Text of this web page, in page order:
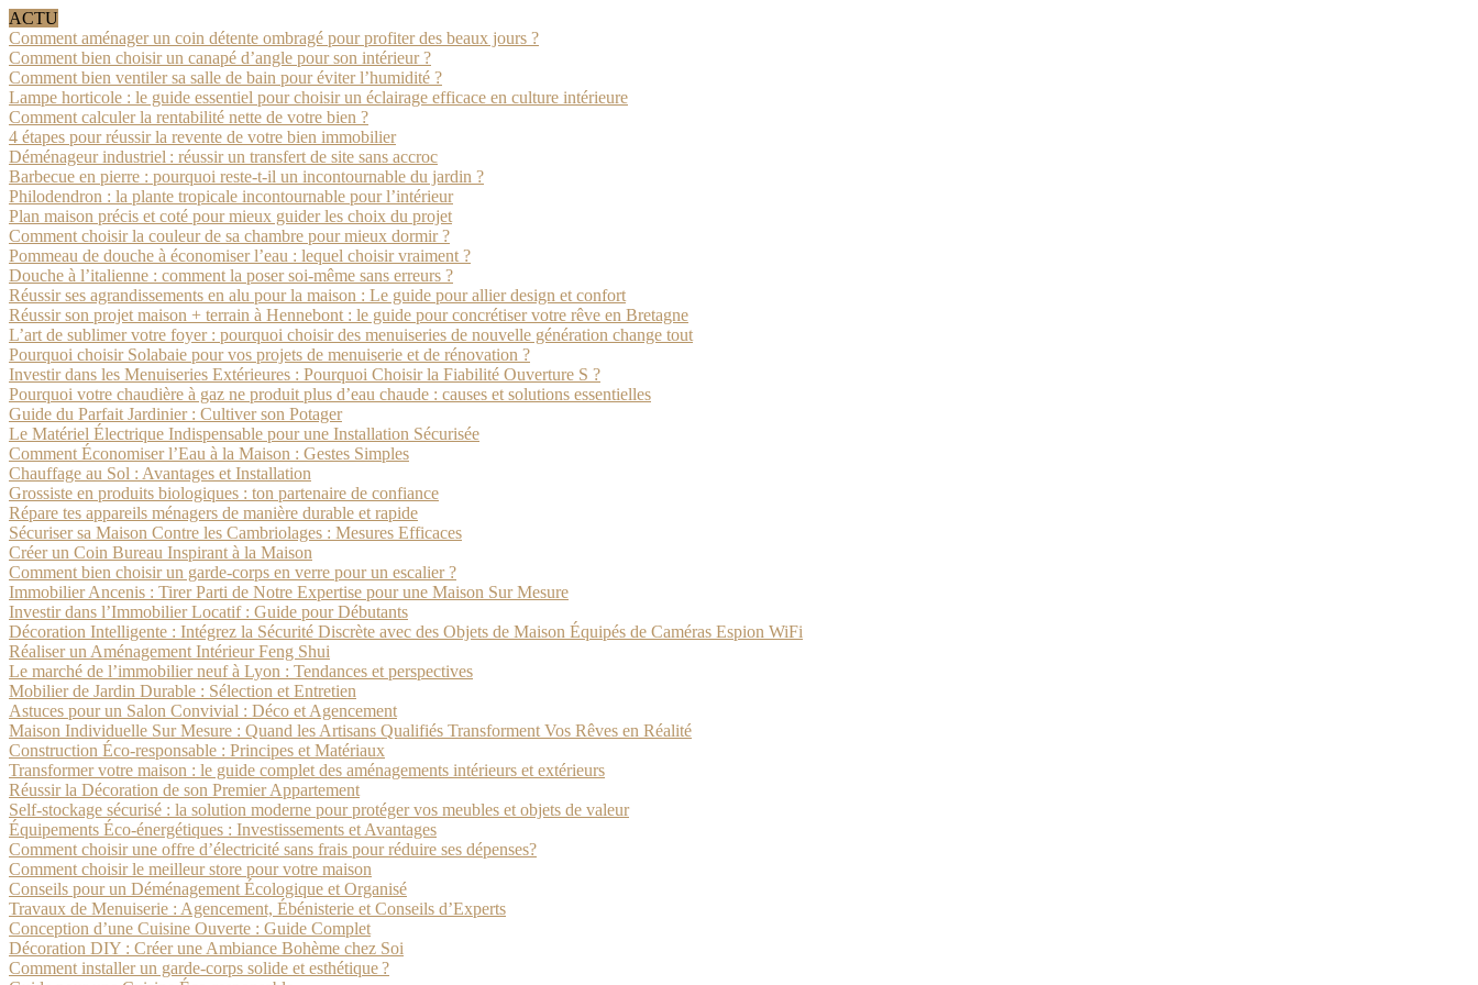
ACTU
Comment aménager un coin détente ombragé pour profiter des beaux jours ?
Comment bien choisir un canapé d’angle pour son intérieur ?
Comment bien ventiler sa salle de bain pour éviter l’humidité ?
Lampe horticole : le guide essentiel pour choisir un éclairage efficace en culture intérieure
Comment calculer la rentabilité nette de votre bien ?
4 étapes pour réussir la revente de votre bien immobilier
Déménageur industriel : réussir un transfert de site sans accroc
Barbecue en pierre : pourquoi reste-t-il un incontournable du jardin ?
Philodendron : la plante tropicale incontournable pour l’intérieur
Plan maison précis et coté pour mieux guider les choix du projet
Comment choisir la couleur de sa chambre pour mieux dormir ?
Pommeau de douche à économiser l’eau : lequel choisir vraiment ?
Douche à l’italienne : comment la poser soi-même sans erreurs ?
Réussir ses agrandissements en alu pour la maison : Le guide pour allier design et confort
Réussir son projet maison + terrain à Hennebont : le guide pour concrétiser votre rêve en Bretagne
L’art de sublimer votre foyer : pourquoi choisir des menuiseries de nouvelle génération change tout
Pourquoi choisir Solabaie pour vos projets de menuiserie et de rénovation ?
Investir dans les Menuiseries Extérieures : Pourquoi Choisir la Fiabilité Ouverture S ?
Pourquoi votre chaudière à gaz ne produit plus d’eau chaude : causes et solutions essentielles
Guide du Parfait Jardinier : Cultiver son Potager
Le Matériel Électrique Indispensable pour une Installation Sécurisée
Comment Économiser l’Eau à la Maison : Gestes Simples
Chauffage au Sol : Avantages et Installation
Grossiste en produits biologiques : ton partenaire de confiance
Répare tes appareils ménagers de manière durable et rapide
Sécuriser sa Maison Contre les Cambriolages : Mesures Efficaces
Créer un Coin Bureau Inspirant à la Maison
Comment bien choisir un garde-corps en verre pour un escalier ?
Immobilier Ancenis : Tirer Parti de Notre Expertise pour une Maison Sur Mesure
Investir dans l’Immobilier Locatif : Guide pour Débutants
Décoration Intelligente : Intégrez la Sécurité Discrète avec des Objets de Maison Équipés de Caméras Espion WiFi
Réaliser un Aménagement Intérieur Feng Shui
Le marché de l’immobilier neuf à Lyon : Tendances et perspectives
Mobilier de Jardin Durable : Sélection et Entretien
Astuces pour un Salon Convivial : Déco et Agencement
Maison Individuelle Sur Mesure : Quand les Artisans Qualifiés Transforment Vos Rêves en Réalité
Construction Éco-responsable : Principes et Matériaux
Transformer votre maison : le guide complet des aménagements intérieurs et extérieurs
Réussir la Décoration de son Premier Appartement
Self-stockage sécurisé : la solution moderne pour protéger vos meubles et objets de valeur
Équipements Éco-énergétiques : Investissements et Avantages
Comment choisir une offre d’électricité sans frais pour réduire ses dépenses?
Comment choisir le meilleur store pour votre maison
Conseils pour un Déménagement Écologique et Organisé
Travaux de Menuiserie : Agencement, Ébénisterie et Conseils d’Experts
Conception d’une Cuisine Ouverte : Guide Complet
Décoration DIY : Créer une Ambiance Bohème chez Soi
Comment installer un garde-corps solide et esthétique ?